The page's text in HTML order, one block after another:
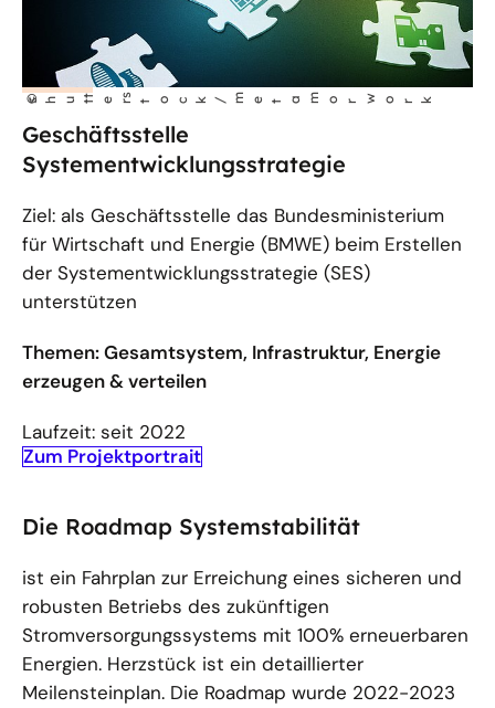
©
shut t
er s
tock/ m
et
a m
or w ork
Geschäftsstelle
Systementwicklungsstrategie
Ziel: als Geschäftsstelle das Bundesministerium
für Wirtschaft und Energie (BMWE) beim Erstellen
der Systementwicklungsstrategie (SES)
unterstützen
Themen: Gesamtsystem, Infrastruktur, Energie
erzeugen & verteilen
Laufzeit: seit 2022
Zum Projektportrait
Die Roadmap Systemstabilität
ist ein Fahrplan zur Erreichung eines sicheren und
robusten Betriebs des zukünftigen
Stromversorgungssystems mit 100% erneuerbaren
Energien. Herzstück ist ein detaillierter
Meilensteinplan. Die Roadmap wurde 2022-2023